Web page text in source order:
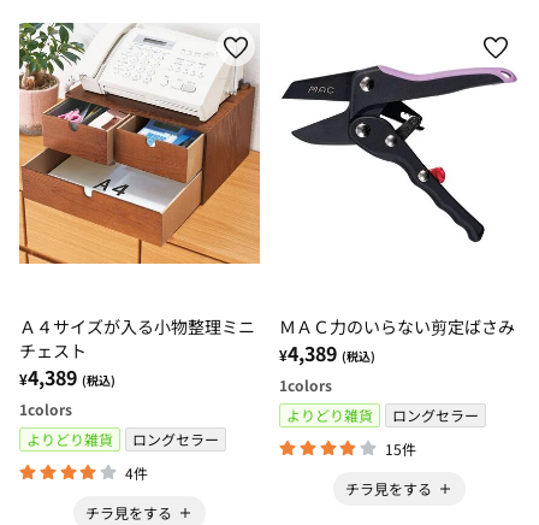
Ａ４サイズが入る小物整理ミニ
チェスト
¥4,389 (税込)
1colors
よりどり雑貨
ロングセラー
4件
チラ見をする
ＭＡＣ力のいらない剪定ばさみ
¥4,389 (税込)
1colors
よりどり雑貨
ロングセラー
15件
チラ見をする